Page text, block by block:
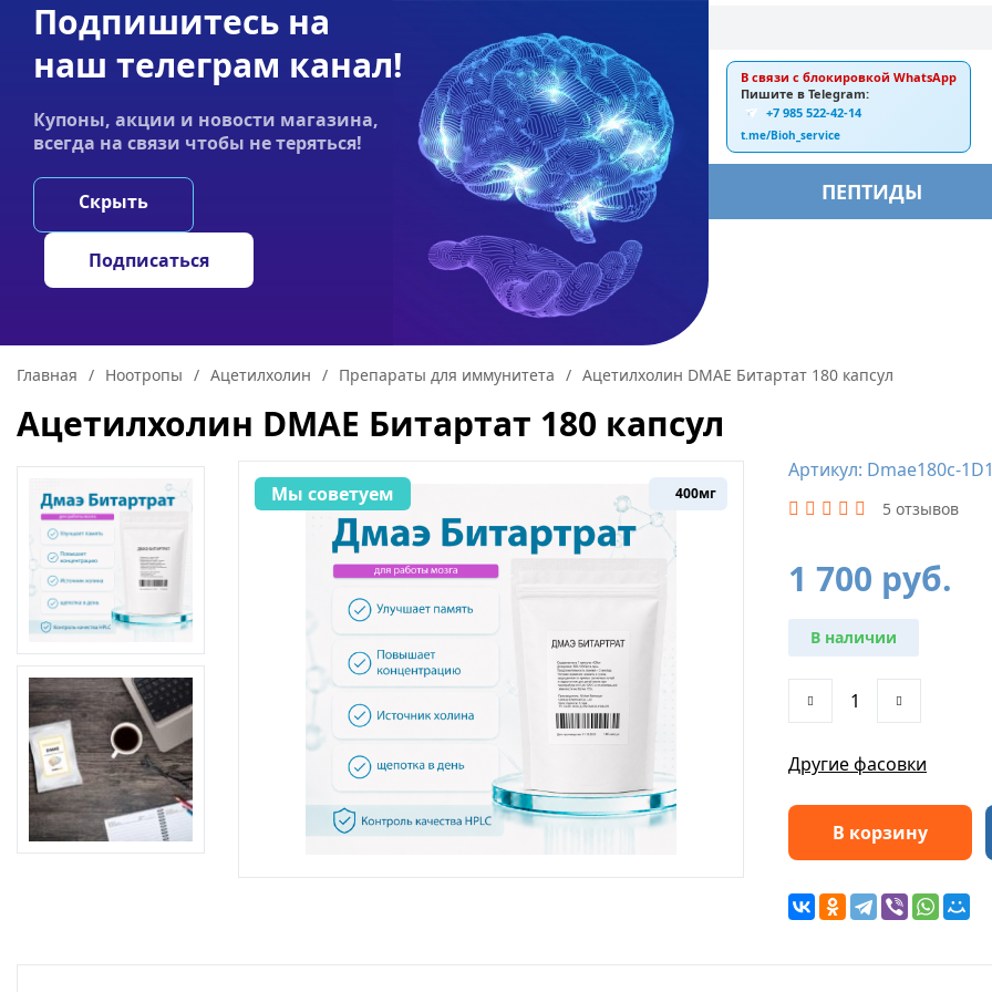
Акции Оплата Статьи
График работы:
Пн-пт 9:00–19:00
E-mail:
ankebiorus@gmail.com
В связи с блокировкой WhatsApp
Пишите в Telegram:
+7 985 522-42-14
t.me/Bioh_service
НООТРОПЫ ГРИБЫ ПЕПТИДЫ
Главная / Ноотропы / Ацетилхолин / Препараты для иммунитета / Ацетилхолин DMAE Битартат 180 капсул
Ацетилхолин DMAE Битартат 180 капсул
400мг
Мы советуем
Артикул: Dmae180c-1D1
5 отзывов
1 700 руб.
В наличии
Другие фасовки
В корзину
Подпишитесь на
наш телеграм канал!
Купоны, акции и новости магазина,
всегда на связи чтобы не теряться!
Скрыть
Подписаться